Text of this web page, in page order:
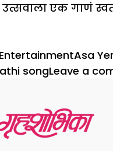
एक गाणं
EntertainmentTags
Asa
songLeave a